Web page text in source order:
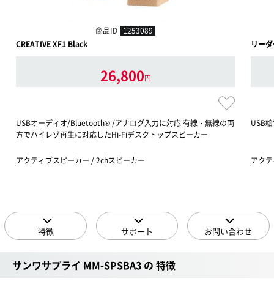
商品ID 1253089
CREATIVE XF1 Black
26,800円
USBオーディオ/Bluetooth® /アナログ入力に対応 有線・無線の両
方でハイレゾ再生に対応したHi-Fiデスクトップスピーカー
アクティブスピーカー / 2chスピーカー
リー
USB
アク
特徴 サポート お問い合わせ
サンワサプライ MM-SPSBA3 の 特徴